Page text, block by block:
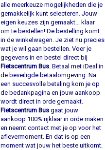
alle meerkeuze mogelijkheden die je
gemakkelijk kunt selecteren. Jouw
eigen keuzes zijn gemaakt... klaar
om te bestellen! De bestelling komt
in de winkelwagen. Je ziet nu precies
wat je wil gaan bestellen. Voer je
gegevens in en bestel direct bij
Fietscentrum Bus. Betaal met iDeal in
de beveiligde betaalomgeving. Na
een succesvolle betaling kom je op
de bedankpagina en jouw aankoop
wordt direct in orde gemaakt.
Fietscentrum Bus gaat jouw
aankoop 100% rijklaar in orde maken
en neemt contact met je op voor het
aflevermoment. En dat is op een
moment wat jouw het beste uitkomt.